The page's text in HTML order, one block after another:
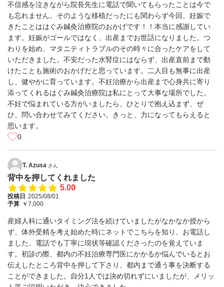
不信感を泣きながら院長先生に電話で聞いてもらったことは今で
も忘れません。そのような移植だったにも関わらず今回、妊娠で
きたことははぐみ鍼灸治療院のおかげです！！本当に感謝してい
ます。妊娠がゴールではなく、出産までお世話になりました。つ
わりを始め、マタニティトラブルのその時々に合ったケアをして
いただきました。不安だった水腎症にはならず、出産直前まで動
けたことも施術のおかげだと思っています。二人目も無事に出産
し、健やかに育っています。不妊治療から出産まで心身共に寄り
添ってくれるはぐみ鍼灸治療院は私にとって大事な場所でした。
不妊で悩まれている方がいましたら、ひとりで抱え込まず、ぜ
ひ、問い合わせてみてください。きっと、力になってもらえると
思います。
0
T. Azusa さん
背中を押してくれました
5.00
投稿日 2025/08/01
予算 ￥7,000
産婦人科に通いタイミング法を続けていましたがなかなか授から
ず、体外受精を考え始めた時にネットでこちらを知り、お電話し
ました。電話でも丁寧に現状等確認くださったのを覚えていま
す。初診の際、都内の不妊治療専門医にかかるか悩んでいるとお
伝えしたところ背中を押して下さり、都内まで通う事を決断する
ことができました。自分1人では決め切れずにいましたが、メリッ